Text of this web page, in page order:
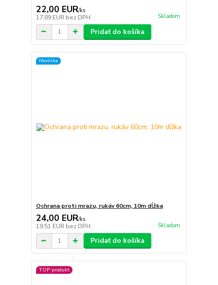
22,00 EUR/ks
17,89 EUR bez DPH Skladom
Pridať do košíka
Novinka
Ochrana proti mrazu, rukáv 60cm, 10m dĺžka
24,00 EUR/ks
19,51 EUR bez DPH Skladom
Pridať do košíka
TOP produkt